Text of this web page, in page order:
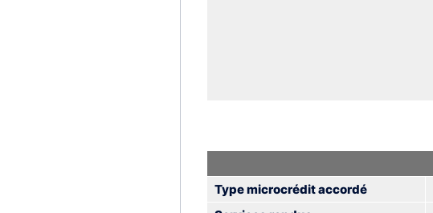
Type microcrédit accordé